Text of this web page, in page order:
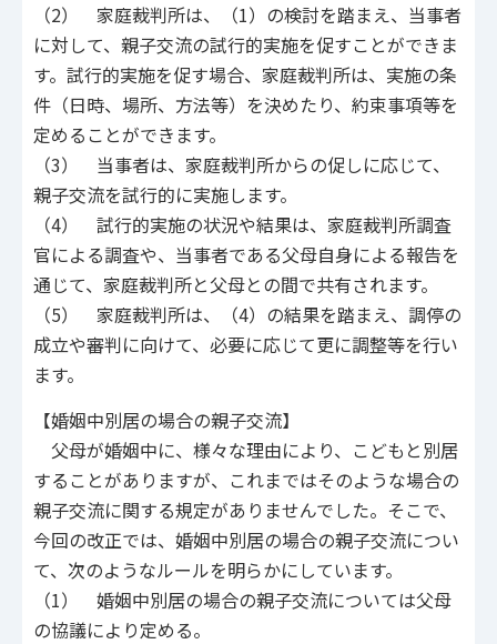
（2） 家庭裁判所は、（1）の検討を踏まえ、当事者
に対して、親子交流の試行的実施を促すことができま
す。試行的実施を促す場合、家庭裁判所は、実施の条
件（日時、場所、方法等）を決めたり、約束事項等を
定めることができます。
（3） 当事者は、家庭裁判所からの促しに応じて、
親子交流を試行的に実施します。
（4） 試行的実施の状況や結果は、家庭裁判所調査
官による調査や、当事者である父母自身による報告を
通じて、家庭裁判所と父母との間で共有されます。
（5） 家庭裁判所は、（4）の結果を踏まえ、調停の
成立や審判に向けて、必要に応じて更に調整等を行い
ます。
【婚姻中別居の場合の親子交流】
父母が婚姻中に、様々な理由により、こどもと別居
することがありますが、これまではそのような場合の
親子交流に関する規定がありませんでした。そこで、
今回の改正では、婚姻中別居の場合の親子交流につい
て、次のようなルールを明らかにしています。
（1） 婚姻中別居の場合の親子交流については父母
の協議により定める。